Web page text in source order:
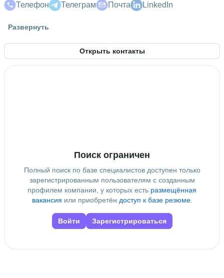
Телефон Телеграм Почта LinkedIn
Знание языков
УдГУ • Институт гражданской защиты • 4 года и 10
месяцев
Развернуть
Открыть контакты
Поиск ограничен
Полный поиск по базе специалистов доступен только
зарегистрированным пользователям с созданным
профилем компании, у которых есть размещённая
вакансия или приобретён доступ к базе резюме.
Войти Зарегистрироваться